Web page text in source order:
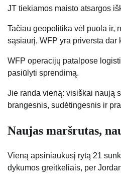
JT tiekiamos maisto atsargos
Tačiau geopolitika vėl puola ir,
sąsiaurį, WFP yra priversta dar
WFP operacijų patalpose
pasiūlyti sprendimą.
Jie randa vieną: visiškai naują
brangesnis, sudėtingesnis ir
Naujas maršrutas,
Vieną apsiniaukusį rytą 21
dykumos greitkeliais, per